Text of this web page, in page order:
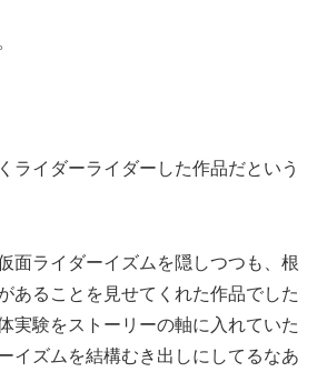
ライダーライダーした作品だという
面ライダーイズムを隠しつつも、根
あることを見せてくれた作品でした
実験をストーリーの軸に入れていた
イズムを結構むき出しにしてるなあ